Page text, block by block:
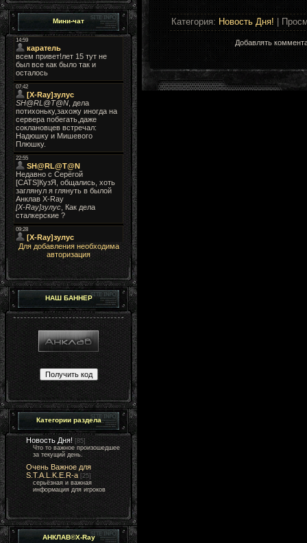
Мини-чат
Для добавления необходима
авторизация
НАШ БАННЕР
Категории раздела
Новость Дня! [85]
Что то важное произошедшее
за текущий день.
Очень Важное для
S.T.A.L.K.E.R-а [25]
серьёзная и важная
информация для игроков
АНКЛАВ©X-Ray
Категория: Новость Дня! |
Добавлять